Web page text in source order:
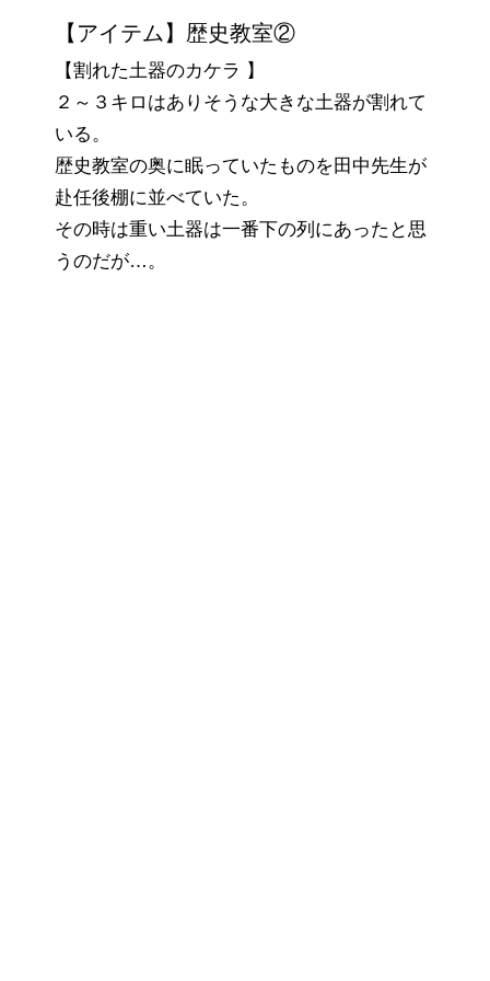
【アイテム】歴史教室②
【割れた土器のカケラ 】
２～３キロはありそうな大きな土器が割れて
いる。
歴史教室の奥に眠っていたものを田中先生が
赴任後棚に並べていた。
その時は重い土器は一番下の列にあったと思
うのだが…。